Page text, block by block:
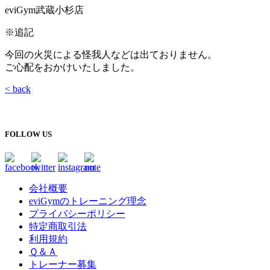
eviGym武蔵小杉店
※追記
今回の火災による怪我人などは出ておりません。
ご心配をおかけいたしました。
< back
FOLLOW US
会社概要
eviGymのトレーニング理念
プライバシーポリシー
特定商取引法
利用規約
Ｑ＆Ａ
トレーナー募集